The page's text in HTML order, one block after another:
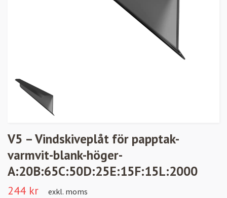
V5 – Vindskiveplåt för papptak-
varmvit-blank-höger-
A:20B:65C:50D:25E:15F:15L:2000
244 kr
exkl. moms